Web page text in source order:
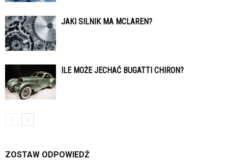
JAKI SILNIK MA MCLAREN?
ILE MOŻE JECHAĆ BUGATTI CHIRON?
ZOSTAW ODPOWIEDŹ